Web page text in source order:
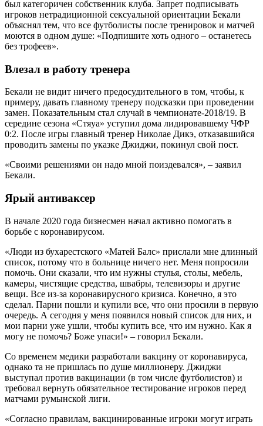
был категоричен собственник клуба. Запрет подписывать
игроков нетрадиционной сексуальной ориентации Бекали
объяснял тем, что все футболисты после тренировок и матчей
моются в одном душе: «Подпишите хоть одного – останетесь
без трофеев».
Влезал в работу тренера
Бекали не видит ничего предосудительного в том, чтобы, к
примеру, давать главному тренеру подсказки при проведении
замен. Показательным стал случай в чемпионате-2018/19. В
середине сезона «Стяуа» уступил дома лидировавшему ЧФР
0:2. После игры главный тренер Николае Дикэ, отказавшийся
проводить замены по указке Джиджи, покинул свой пост.
«Своими решениями он надо мной поиздевался», – заявил
Бекали.
Ярый антиваксер
В начале 2020 года бизнесмен начал активно помогать в
борьбе с коронавирусом.
«Люди из бухарестского «Матей Балс» прислали мне длинный
список, потому что в больнице ничего нет. Меня попросили
помочь. Они сказали, что им нужны стулья, столы, мебель,
камеры, чистящие средства, швабры, телевизоры и другие
вещи. Все из-за коронавирусного кризиса. Конечно, я это
сделал. Парни пошли и купили все, что они просили в первую
очередь. А сегодня у меня появился новый список для них, и
мои парни уже ушли, чтобы купить все, что им нужно. Как я
могу не помочь? Боже упаси!» – говорил Бекали.
Со временем медики разработали вакцину от коронавируса,
однако та не пришлась по душе миллионеру. Джиджи
выступал против вакцинации (в том числе футболистов) и
требовал вернуть обязательное тестирование игроков перед
матчами румынской лиги.
«Согласно правилам, вакцинированные игроки могут играть